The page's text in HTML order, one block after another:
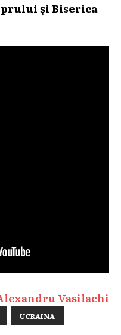
și Biserica
Vasilachi
UCRAINA